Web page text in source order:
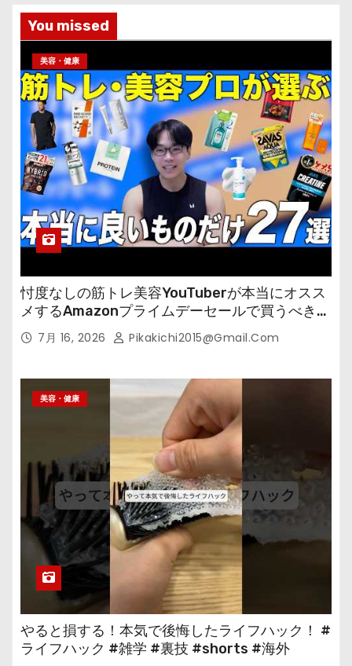
You missed
美容・健康
忖度なしの筋トレ美容YouTuberが本当にオスス
メするAmazonプライムデーセールで買うべきも
の 7月 16, 2026 Pikakichi2015@gmail.com
美容・健康
やると損する！本気で後悔したライフハック！ #
ライフハック #雑学 #裏技 #shorts #海外